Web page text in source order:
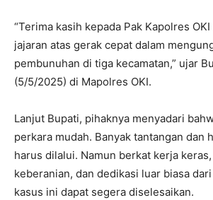
“Terima kasih kepada Pak Kapolres
jajaran atas gerak cepat dalam
pembunuhan di tiga kecamatan,” ujar
(5/5/2025) di Mapolres OKI.
Lanjut Bupati, pihaknya menyadari
perkara mudah. Banyak tantangan dan
harus dilalui. Namun berkat kerja
keberanian, dan dedikasi luar biasa
kasus ini dapat segera diselesaikan.